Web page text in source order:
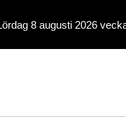
8 augusti 2026